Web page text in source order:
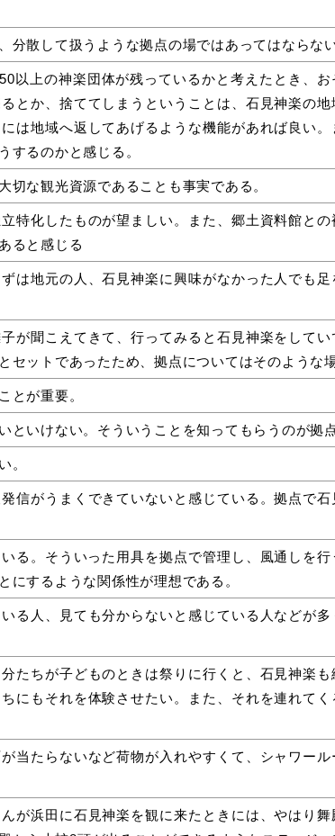
散して扱うような拠点の場ではあってはならない
上の神楽団体が残っているかと考えたとき、お
とか、捨ててしまうということは、石見神楽の地
は地域へ返してあげるような機能があれば良い
するのかと感じる。
な観光資源であることも事実である。
化したものが望ましい。また、郷土資料館との
ると感じる
は地元の人、石見神楽に興味がなかった人でも
が聞こえてきて、行ってみると石見神楽をして
ットであったため、拠点についてはそのような
とが重要。
いけない。そういうことを知ってもらうのが拠
。
がうまくできていないと感じている。拠点で石
る。そういった用具を拠点で管理し、風通しを
するような関係性が理想である。
人、見ても分からないと感じている人などが多
ちが子どものときは祭りに行くと、石見神楽も
にもそれを体験させたい。また、それを連れて
当たらないなど荷物が入れやすくて、シャワー
が浜田に石見神楽を観に来たときには、やはり